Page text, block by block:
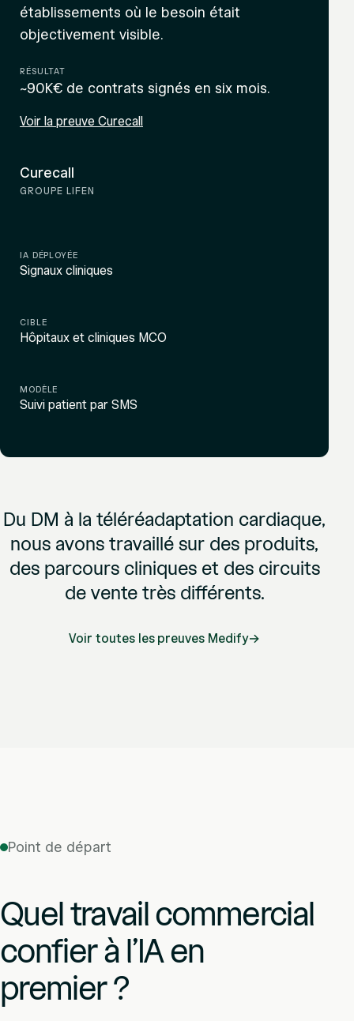
établissements où le besoin était
objectivement visible.
RÉSULTAT
~90K€ de contrats signés en six mois.
Voir la preuve Curecall
Curecall
GROUPE LIFEN
IA DÉPLOYÉE
Signaux cliniques
CIBLE
Hôpitaux et cliniques MCO
MODÈLE
Suivi patient par SMS
Du DM à la téléréadaptation cardiaque,
nous avons travaillé sur des produits,
des parcours cliniques et des circuits
de vente très différents.
Voir toutes les preuves Medify→
Point de départ
Quel travail commercial
confier à l’IA en
premier ?